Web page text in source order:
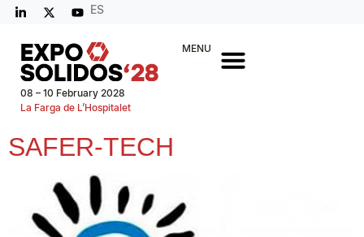
ES
08 – 10 February 2028
La Farga de L’Hospitalet
MENU
SAFER-TECH